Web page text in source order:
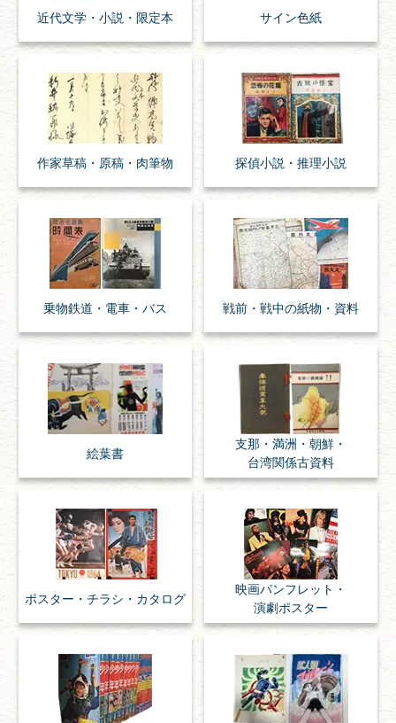
近代文学・ 小説・限定本 サイン色紙
作家草稿・原稿・ 肉筆物 探偵小説・ 推理小説
乗物鉄道・ 電車・ バス 戦前・戦中の紙物・資料
絵葉書
支那・満洲・朝鮮・
台湾関係古資料
ポスター・チラシ・ カタログ
映画パンフレット・
演劇ポスター